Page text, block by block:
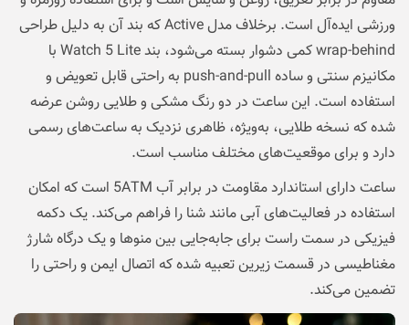
ورزشی ایده‌آل است. برخلاف مدل Active که بند آن به دلیل طراحی
wrap-behind کمی دشوار بسته می‌شود، بند Watch 5 Lite با
مکانیزم سنتی و ساده push-and-pull به راحتی قابل تعویض و
استفاده است. این ساعت در دو رنگ مشکی و طلایی روشن عرضه
شده که نسخه طلایی، به‌ویژه، ظاهری نزدیک به ساعت‌های رسمی
دارد و برای موقعیت‌های مختلف مناسب است.
ساعت دارای استاندارد مقاومت در برابر آب 5ATM است که امکان
استفاده در فعالیت‌های آبی مانند شنا را فراهم می‌کند. یک دکمه
فیزیکی در سمت راست برای جابه‌جایی بین منوها و یک درگاه شارژ
مغناطیسی در قسمت زیرین تعبیه شده که اتصال ایمن و راحتی را
تضمین می‌کند.